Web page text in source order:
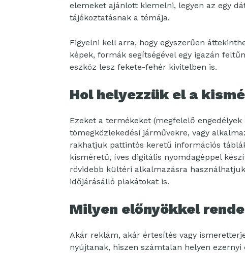
elemeket ajánlott kiemelni, legyen az egy
tájékoztatásnak a témája.
Figyelni kell arra, hogy egyszerűen
képek, formák segítségével egy igazán
eszköz lesz fekete-fehér kivitelben is.
Hol helyezzük el a
Ezeket a termékeket (megfelelő
tömegközlekedési járművekre, vagy
rakhatjuk pattintós keretű információs
kisméretű, íves digitális nyomdagéppel
rövidebb kültéri alkalmazásra
időjárásálló plakátokat is.
Milyen előnyökkel
Akár reklám, akár értesítés vagy
nyújtanak, hiszen számtalan helyen